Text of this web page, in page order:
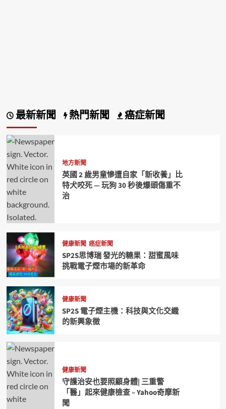
最新新聞 熱門新聞 癌症新聞
地方新聞
英國 2 歲男童慘遭自家「新收養」比
特犬咬死 — 玩狗 30 秒後爆頭傷重不
治
健康新聞 癌症新聞
SP2S思博瑞 發光的糖果：甜蜜風味
挑戰電子煙市場的新革命
健康新聞
SP2S 電子煙主機：科技與文化交織
的新興象徵
健康新聞
守護治安也要照顧身體| 三重警
「醫」起來健康檢查 – Yahoo奇摩新
聞